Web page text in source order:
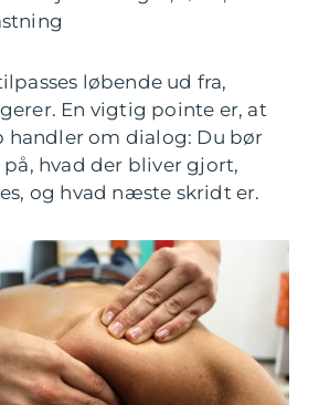
løbende ud fra,
En vigtig pointe er, at
handler om dialog: Du bør
på, hvad der bliver gjort,
og hvad næste skridt er.